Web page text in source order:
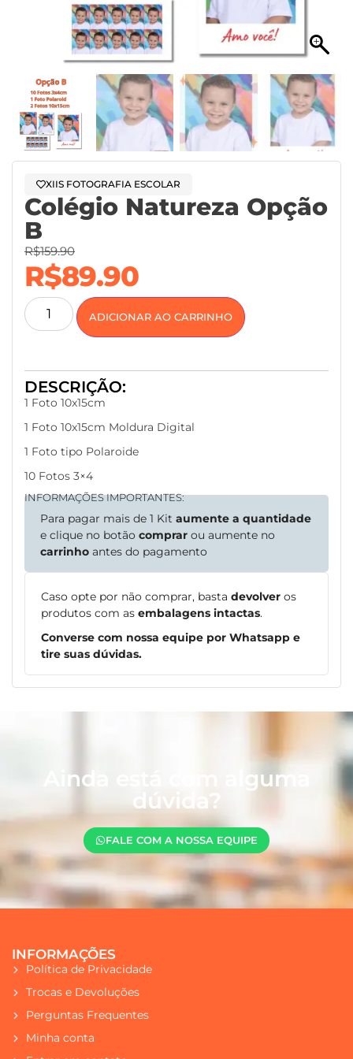
XIIS FOTOGRAFIA ESCOLAR
Colégio Natureza Opção
B
R$159.90
R$89.90
ADICIONAR AO CARRINHO
DESCRIÇÃO:
1 Foto 10x15cm
1 Foto 10x15cm Moldura Digital
1 Foto tipo Polaroide
10 Fotos 3×4
INFORMAÇÕES IMPORTANTES:
Para pagar mais de 1 Kit aumente a quantidade
e clique no botão comprar ou aumente no
carrinho antes do pagamento
Caso opte por não comprar, basta devolver os
produtos com as embalagens intactas.
Converse com nossa equipe por Whatsapp e
tire suas dúvidas.
Ainda está com alguma
dúvida?
FALE COM A NOSSA EQUIPE
INFORMAÇÕES
Política de Privacidade
Trocas e Devoluções
Perguntas Frequentes
Minha conta